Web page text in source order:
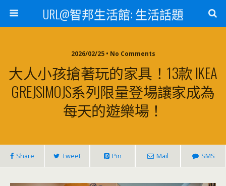
URL@智邦生活館: 生活話題
2026/02/25 • No Comments
大人小孩搶著玩的家具！13款 IKEA
GREJSIMOJS系列限量登場讓家成為
每天的遊樂場！
Share Tweet Pin Mail SMS